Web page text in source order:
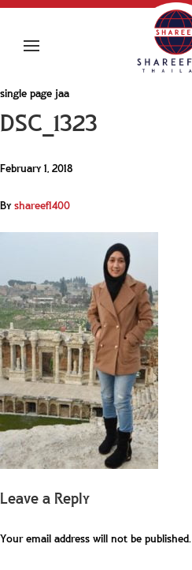
single page jaa
DSC_1323
February 1, 2018
Byshareef1400
Leave a Reply
Your email address will not be published.